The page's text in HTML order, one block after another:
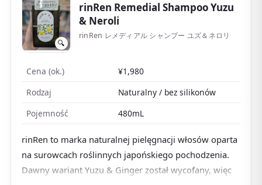
🔍
rinRen Remedial Shampoo Yuzu
& Neroli
rinRen レメディアル シャンプー ユズ＆ネロリ
Cena (ok.)
¥1,980
Rodzaj
Naturalny / bez silikonów
Pojemność
480mL
rinRen to marka naturalnej pielęgnacji włosów oparta
na surowcach roślinnych japońskiego pochodzenia.
Dawny wariant Yuzu & Ginger został wycofany, więc